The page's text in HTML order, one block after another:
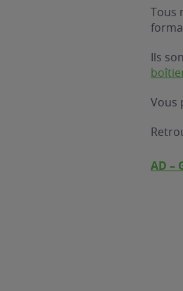
Tous
Ils
Vous
AD –